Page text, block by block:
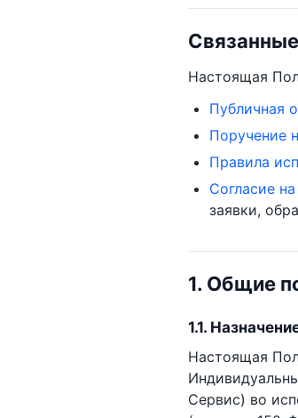
Настоящая
Публичная
Поручение
Правила
Согласие
заявки,
1. Общие
1.1.
Настоящая
Сервис) во